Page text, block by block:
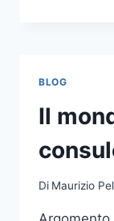
BLOG
Il
Di Maurizio